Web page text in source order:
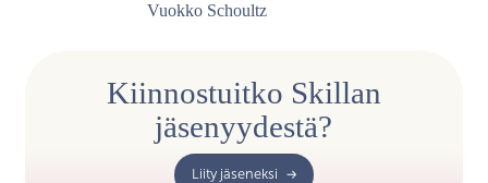
Vuokko Schoultz
Kiinnostuitko Skillan
jäsenyydestä?
Liity jäseneksi